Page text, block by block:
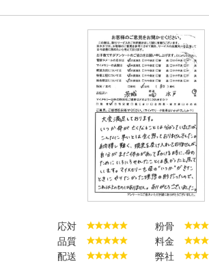
応対
粉骨
品質
料金
配送
弊社